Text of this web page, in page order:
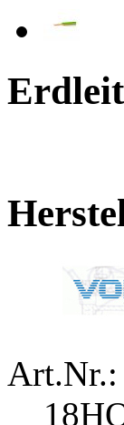
Art.Nr.: